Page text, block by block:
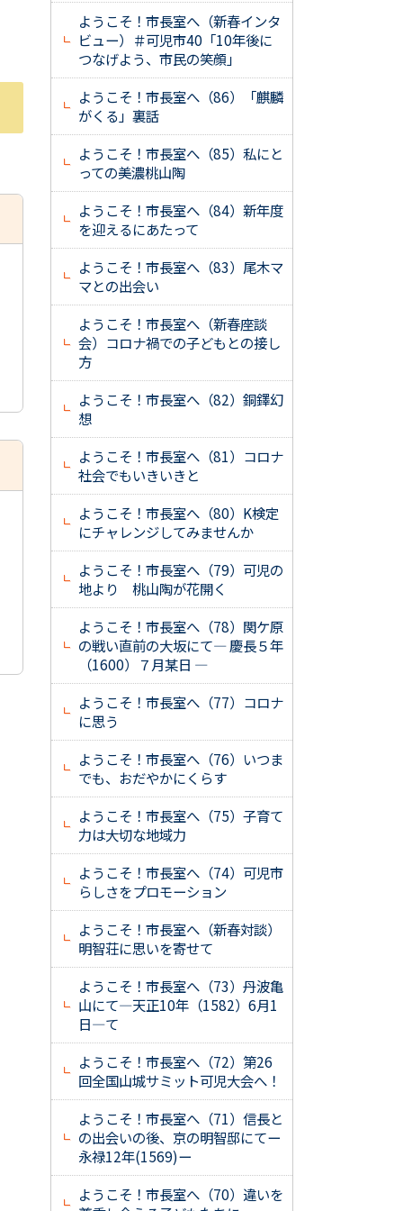
ようこそ！市長室へ（新春インタ
ビュー）＃可児市40「10年後に
つなげよう、市民の笑顔」
ようこそ！市長室へ（86）「麒麟
がくる」裏話
ようこそ！市長室へ（85）私にと
っての美濃桃山陶
ようこそ！市長室へ（84）新年度
を迎えるにあたって
ようこそ！市長室へ（83）尾木マ
マとの出会い
ようこそ！市長室へ（新春座談
会）コロナ禍での子どもとの接し
方
ようこそ！市長室へ（82）銅鐸幻
想
ようこそ！市長室へ（81）コロナ
社会でもいきいきと
ようこそ！市長室へ（80）K検定
にチャレンジしてみませんか
ようこそ！市長室へ（79）可児の
地より 桃山陶が花開く
ようこそ！市長室へ（78）関ケ原
の戦い直前の大坂にて― 慶長５年
（1600）７月某日 ―
ようこそ！市長室へ（77）コロナ
に思う
ようこそ！市長室へ（76）いつま
でも、おだやかにくらす
ようこそ！市長室へ（75）子育て
力は大切な地域力
ようこそ！市長室へ（74）可児市
らしさをプロモーション
ようこそ！市長室へ（新春対談）
明智荘に思いを寄せて
ようこそ！市長室へ（73）丹波亀
山にて―天正10年（1582）6月1
日―て
ようこそ！市長室へ（72）第26
回全国山城サミット可児大会へ！
ようこそ！市長室へ（71）信長と
の出会いの後、京の明智邸にてー
永禄12年(1569)ー
ようこそ！市長室へ（70）違いを